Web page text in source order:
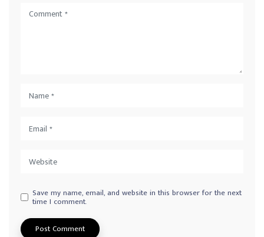
Save my name, email, and website in this browser for the next
time I comment.